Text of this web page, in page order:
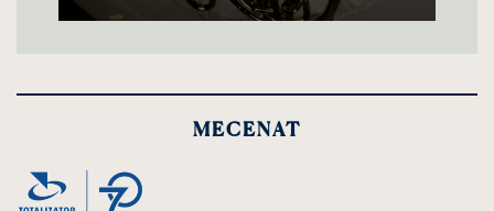
MECENAT